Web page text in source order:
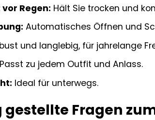
Regen: Hält Sie trocken und
Automatisches Öffnen und
und langlebig, für jahrelange
Passt zu jedem Outfit und Anlass.
Ideal für unterwegs.
gestellte Fragen